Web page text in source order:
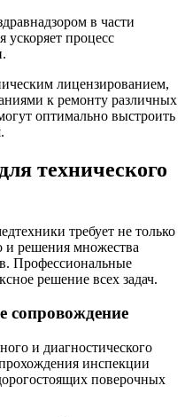
в части
ускоряет процесс
лицензированием,
к ремонту различных
оптимально выстроить
технического
требует не только
и решения множества
Профессиональные
решение всех задач.
сопровождение
и диагностического
инспекции
поверочных